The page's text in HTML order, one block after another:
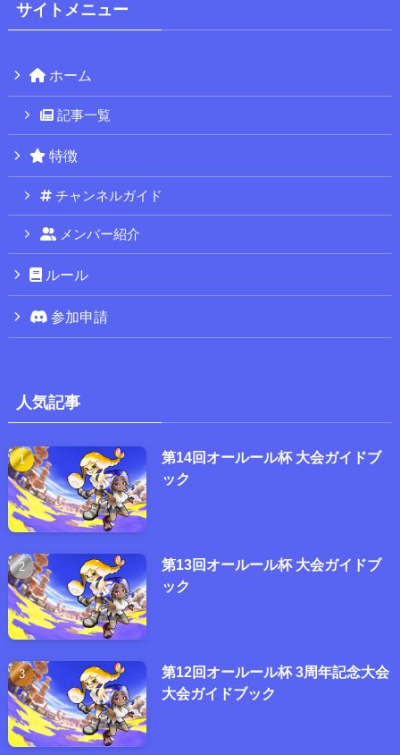
サイトメニュー
ホーム
記事一覧
特徴
チャンネルガイド
メンバー紹介
ルール
参加申請
人気記事
第14回オールール杯 大会ガイドブ
ック
第13回オールール杯 大会ガイドブ
ック
第12回オールール杯 3周年記念大会
大会ガイドブック